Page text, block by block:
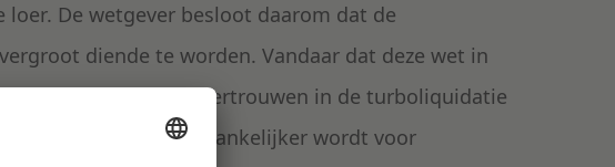
De wetgever besloot daarom dat de
diende te worden. Vandaar dat deze wet in
de wetgever is het vertrouwen in de turboliquidatie
de regeling toegankelijker wordt voor